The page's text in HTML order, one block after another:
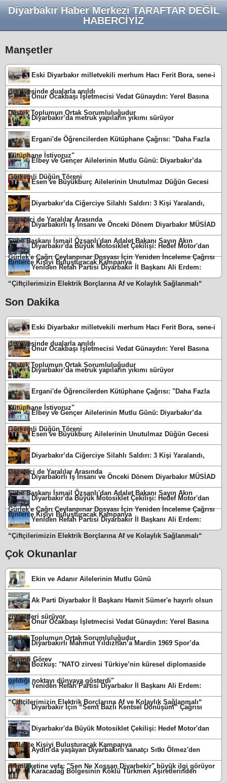
Diyarbakır Haber Merkezi TARAFTAR DEĞİL
HABERCİYİZ
Manşetler
Eski Diyarbakır milletvekili merhum Hacı Ferit Bora, sene-i
devriyesinde dualarla anıldı
Onur Ocakbaşı İşletmecisi Vedat Günaydın: Yerel Basına
Destek Toplumun Ortak Sorumluluğudur
Diyarbakır’da metruk yapıların yıkımı sürüyor
Ergani'de Öğrencilerden Kütüphane Çağrısı: "Daha Fazla
Kütüphane İstiyoruz"
Elbey ve Gençer Ailelerinin Mutlu Günü: Diyarbakır’da
Görkemli Düğün Töreni
Esen ve Büyükburç Ailelerinin Unutulmaz Düğün Gecesi
Diyarbakır’da Ciğerciye Silahlı Saldırı: 3 Kişi Yaralandı,
Gazeteci de Yaralılar Arasında
Diyarbakırlı İş İnsanı ve Önceki Dönem Diyarbakır MÜSİAD
Şube Başkanı İsmail Özşanlı'dan Adalet Bakanı Sayın Akın
Gürlek'e Çağrı Ceylanpınar Dosyası İçin Yeniden İnceleme Çağrısı
Diyarbakır'da Büyük Motosiklet Çekilişi: Hedef Motor'dan
Binlerce Kişiyi Buluşturacak Kampanya
Yeniden Refah Partisi Diyarbakır İl Başkanı Ali Erdem:
“Çiftçilerimizin Elektrik Borçlarına Af ve Kolaylık Sağlanmalı“
Son Dakika
Eski Diyarbakır milletvekili merhum Hacı Ferit Bora, sene-i
devriyesinde dualarla anıldı
Onur Ocakbaşı İşletmecisi Vedat Günaydın: Yerel Basına
Destek Toplumun Ortak Sorumluluğudur
Diyarbakır’da metruk yapıların yıkımı sürüyor
Ergani'de Öğrencilerden Kütüphane Çağrısı: "Daha Fazla
Kütüphane İstiyoruz"
Elbey ve Gençer Ailelerinin Mutlu Günü: Diyarbakır’da
Görkemli Düğün Töreni
Esen ve Büyükburç Ailelerinin Unutulmaz Düğün Gecesi
Diyarbakır’da Ciğerciye Silahlı Saldırı: 3 Kişi Yaralandı,
Gazeteci de Yaralılar Arasında
Diyarbakırlı İş İnsanı ve Önceki Dönem Diyarbakır MÜSİAD
Şube Başkanı İsmail Özşanlı'dan Adalet Bakanı Sayın Akın
Gürlek'e Çağrı Ceylanpınar Dosyası İçin Yeniden İnceleme Çağrısı
Diyarbakır'da Büyük Motosiklet Çekilişi: Hedef Motor'dan
Binlerce Kişiyi Buluşturacak Kampanya
Yeniden Refah Partisi Diyarbakır İl Başkanı Ali Erdem:
“Çiftçilerimizin Elektrik Borçlarına Af ve Kolaylık Sağlanmalı“
Çok Okunanlar
Ekin ve Adanır Ailelerinin Mutlu Günü
Ak Parti Diyarbakır İl Başkanı Hamit Sümer'e hayırlı olsun
ziyaretleri sürüyor
Onur Ocakbaşı İşletmecisi Vedat Günaydın: Yerel Basına
Destek Toplumun Ortak Sorumluluğudur
Diyarbakırlı Mahmut Yıldızhan’a Mardin 1969 Spor’da
Önemli Görev
Bozkuş: "NATO zirvesi Türkiye’nin küresel diplomaside
geldiği noktayı dünyaya gösterdi"
Yeniden Refah Partisi Diyarbakır İl Başkanı Ali Erdem:
“Çiftçilerimizin Elektrik Borçlarına Af ve Kolaylık Sağlanmalı“
Diyarbakır İçin “Semt Bazlı Kentsel Dönüşüm” Çağrısı
Diyarbakır'da Büyük Motosiklet Çekilişi: Hedef Motor'dan
Binlerce Kişiyi Buluşturacak Kampanya
Aydın'da yaşayan Diyarbakırlı sanatçı Sıtkı Ölmez'den
memleketine vefa: "Sen Ne Xoşsan Diyarbekir" büyük ilgi görüyor
Karacadağ Bölgesinin Köklü Türkmen Aşiretlerinden